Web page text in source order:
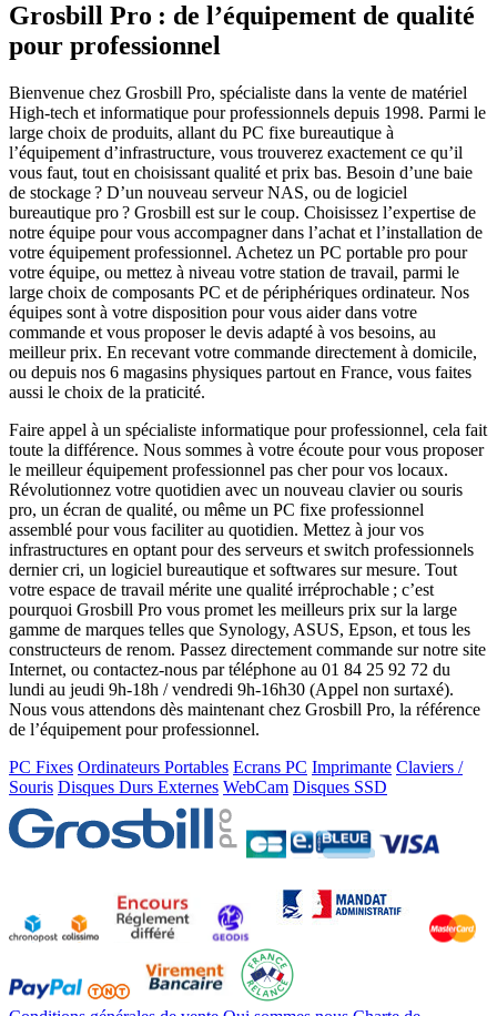
Grosbill Pro : de l’équipement de qualité
pour professionnel
Bienvenue chez Grosbill Pro, spécialiste dans la vente de matériel
High-tech et informatique pour professionnels depuis 1998. Parmi le
large choix de produits, allant du PC fixe bureautique à
l’équipement d’infrastructure, vous trouverez exactement ce qu’il
vous faut, tout en choisissant qualité et prix bas. Besoin d’une baie
de stockage ? D’un nouveau serveur NAS, ou de logiciel
bureautique pro ? Grosbill est sur le coup. Choisissez l’expertise de
notre équipe pour vous accompagner dans l’achat et l’installation de
votre équipement professionnel. Achetez un PC portable pro pour
votre équipe, ou mettez à niveau votre station de travail, parmi le
large choix de composants PC et de périphériques ordinateur. Nos
équipes sont à votre disposition pour vous aider dans votre
commande et vous proposer le devis adapté à vos besoins, au
meilleur prix. En recevant votre commande directement à domicile,
ou depuis nos 6 magasins physiques partout en France, vous faites
aussi le choix de la praticité.
Faire appel à un spécialiste informatique pour professionnel, cela fait
toute la différence. Nous sommes à votre écoute pour vous proposer
le meilleur équipement professionnel pas cher pour vos locaux.
Révolutionnez votre quotidien avec un nouveau clavier ou souris
pro, un écran de qualité, ou même un PC fixe professionnel
assemblé pour vous faciliter au quotidien. Mettez à jour vos
infrastructures en optant pour des serveurs et switch professionnels
dernier cri, un logiciel bureautique et softwares sur mesure. Tout
votre espace de travail mérite une qualité irréprochable ; c’est
pourquoi Grosbill Pro vous promet les meilleurs prix sur la large
gamme de marques telles que Synology, ASUS, Epson, et tous les
constructeurs de renom. Passez directement commande sur notre site
Internet, ou contactez-nous par téléphone au 01 84 25 92 72 du
lundi au jeudi 9h-18h / vendredi 9h-16h30 (Appel non surtaxé).
Nous vous attendons dès maintenant chez Grosbill Pro, la référence
de l’équipement pour professionnel.
PC Fixes Ordinateurs Portables Ecrans PC Imprimante Claviers /
Souris Disques Durs Externes WebCam Disques SSD